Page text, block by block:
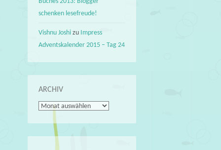
schenken lesefreude!
Vishnu Joshi zu Impress
Adventskalender 2015 – Tag 24
ARCHIV
Archiv